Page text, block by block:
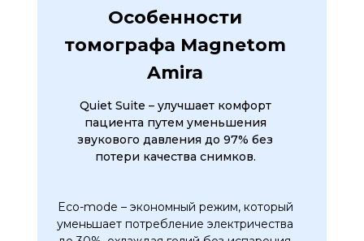
Особенности
томографа Magnetom
Amira
Quiet Suite – улучшает комфорт
пациента путем уменьшения
звукового давления до 97% без
потери качества снимков.
Eco-mode – экономный режим, который
уменьшает потребление электричества